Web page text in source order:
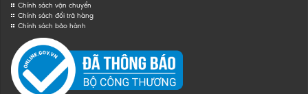
Chính sách vận chuyển
Chính sách đổi trả hàng
Chính sách bảo hành